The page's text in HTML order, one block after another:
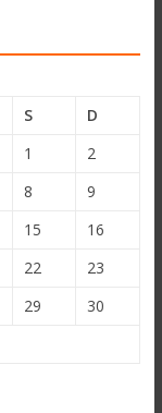
S
D
1
2
8
9
15
16
22
23
29
30